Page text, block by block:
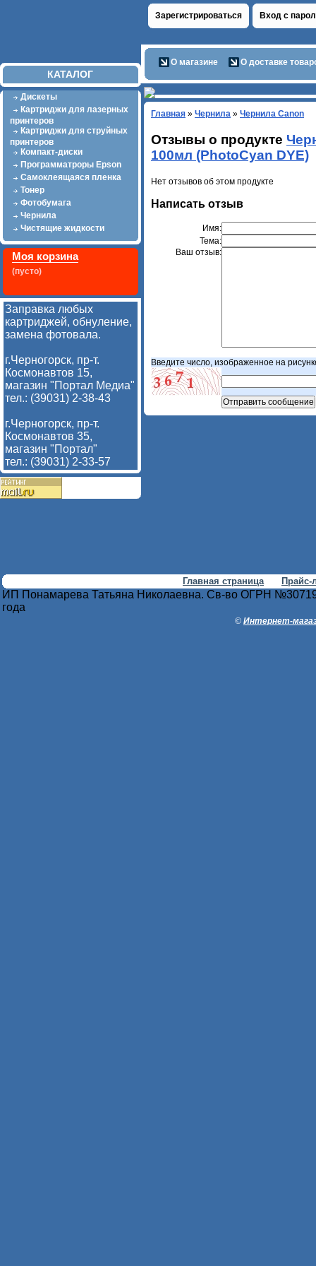
КАТАЛОГ
Зарегистрироваться Вход с
О магазине О доставке
Дискеты
Картриджи для лазерных
принтеров
Картриджи для струйных
принтеров
Компакт-диски
Программатроры Epson
Самоклеящаяся пленка
Тонер
Фотобумага
Чернила
Чистящие жидкости
Моя корзина
(пусто)
Заправка любых
картриджей, обнуление,
замена фотовала.
г.Черногорск, пр-т.
Космонавтов 15,
магазин "Портал Медиа"
тел.: (39031) 2-38-43
г.Черногорск, пр-т.
Космонавтов 35,
магазин "Портал"
тел.: (39031) 2-33-57
Главная » Чернила » Чернила Canon
Отзывы о продукте
100мл (PhotoCyan DYE)
Нет отзывов об этом продукте
Написать отзыв
Имя:
Тема:
Ваш отзыв:
Введите число, изображенное на
Главная страница Прайс-
ИП Понамарева Татьяна Николаевна. Св-во ОГРН
года
© Интернет-